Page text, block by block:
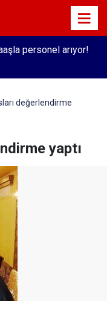
personel arıyor!
değerlendirme
yaptı